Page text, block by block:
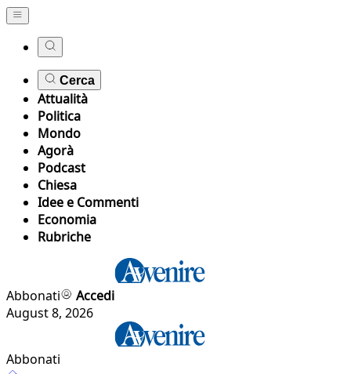
Cerca
Attualità
Politica
Mondo
Agorà
Podcast
Chiesa
Idee e Commenti
Economia
Rubriche
Abbonati
Accedi
August 8, 2026
Abbonati